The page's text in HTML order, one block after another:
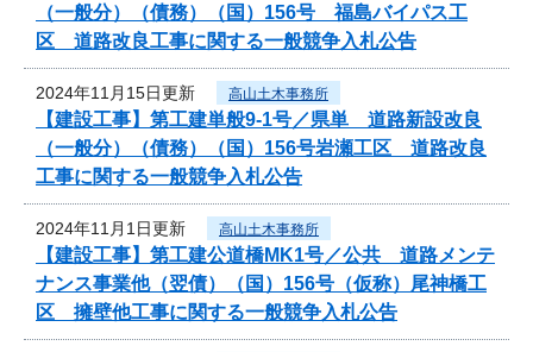
（一般分）（債務）（国）156号 福島バイパス工
区 道路改良工事に関する一般競争入札公告
2024年11月15日更新 高山土木事務所
【建設工事】第工建単般9-1号／県単 道路新設改良
（一般分）（債務）（国）156号岩瀬工区 道路改良
工事に関する一般競争入札公告
2024年11月1日更新 高山土木事務所
【建設工事】第工建公道橋MK1号／公共 道路メンテ
ナンス事業他（翌債）（国）156号（仮称）尾神橋工
区 擁壁他工事に関する一般競争入札公告